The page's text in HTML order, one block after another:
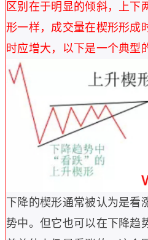
区别在于明显的倾斜，上下
形一样，成交量在楔形形成
时应增大，以下是一个典型
下降的楔形通常被认为是看
势中。但它也可以在下降趋